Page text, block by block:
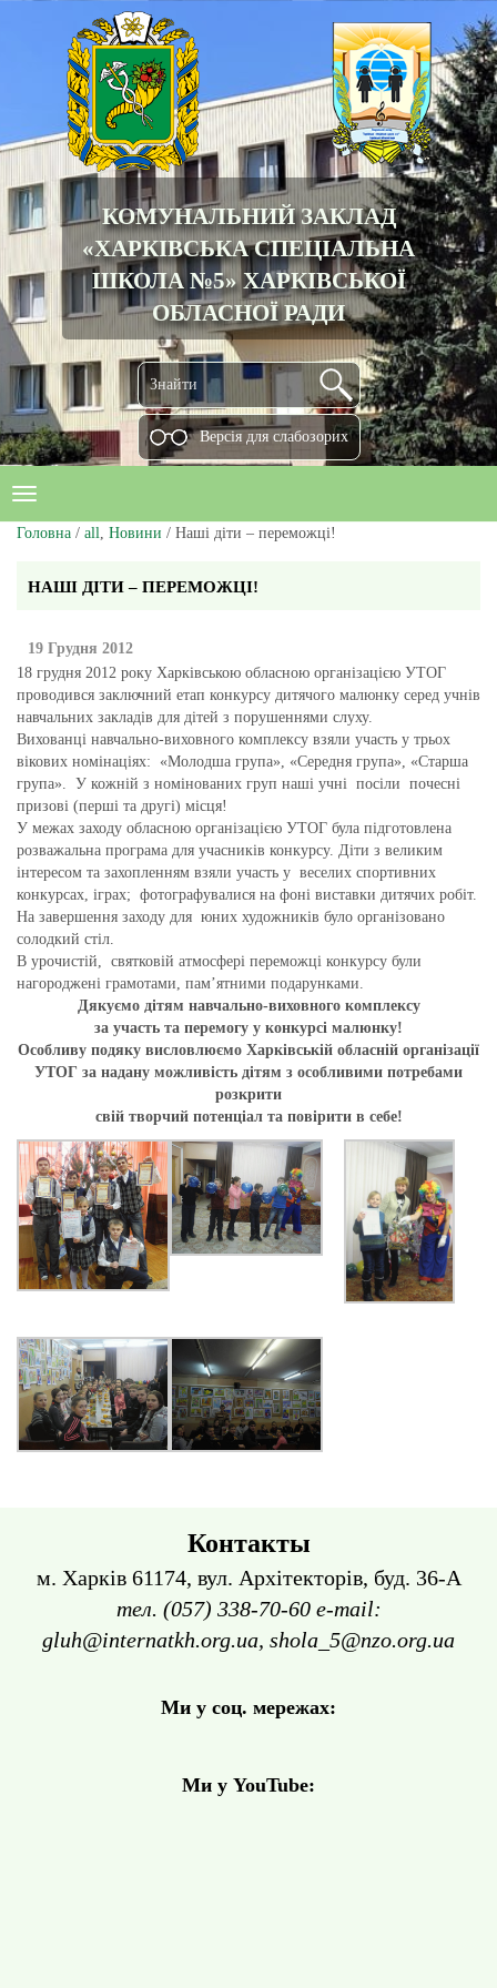
КОМУНАЛЬНИЙ ЗАКЛАД
«ХАРКІВСЬКА СПЕЦІАЛЬНА
ШКОЛА №5» ХАРКІВСЬКОЇ
ОБЛАСНОЇ РАДИ
Версiя для слабозорих
Головна / all, Новини / Наші діти – переможці!
НАШІ ДІТИ – ПЕРЕМОЖЦІ!
19 Грудня 2012
18 грудня 2012 року Харківською обласною організацією УТОГ
проводився заключний етап конкурсу дитячого малюнку серед учнів
навчальних закладів для дітей з порушеннями слуху.
Вихованці навчально-виховного комплексу взяли участь у трьох
вікових номінаціях: «Молодша група», «Середня група», «Старша
група». У кожній з номінованих груп наші учні посіли почесні
призові (перші та другі) місця!
У межах заходу обласною організацією УТОГ була підготовлена
розважальна програма для учасників конкурсу. Діти з великим
інтересом та захопленням взяли участь у веселих спортивних
конкурсах, іграх; фотографувалися на фоні виставки дитячих робіт.
На завершення заходу для юних художників було організовано
солодкий стіл.
В урочистій, святковій атмосфері переможці конкурсу були
нагороджені грамотами, пам’ятними подарунками.
Дякуємо дітям навчально-виховного комплексу
за участь та перемогу у конкурсі малюнку!
Особливу подяку висловлюємо Харківській обласній організації
УТОГ за надану можливість дітям з особливими потребами
розкрити
свій творчий потенціал та повірити в себе!
Контакты
м. Харків 61174, вул. Архітекторів, буд. 36-А
тел. (057) 338-70-60 e-mail:
gluh@internatkh.org.ua, shola_5@nzo.org.ua
Ми у соц. мережах:
Ми у YouTube: